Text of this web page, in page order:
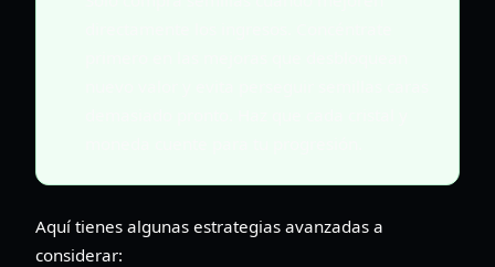
Aquí tienes algunas estrategias avanzadas a
considerar: